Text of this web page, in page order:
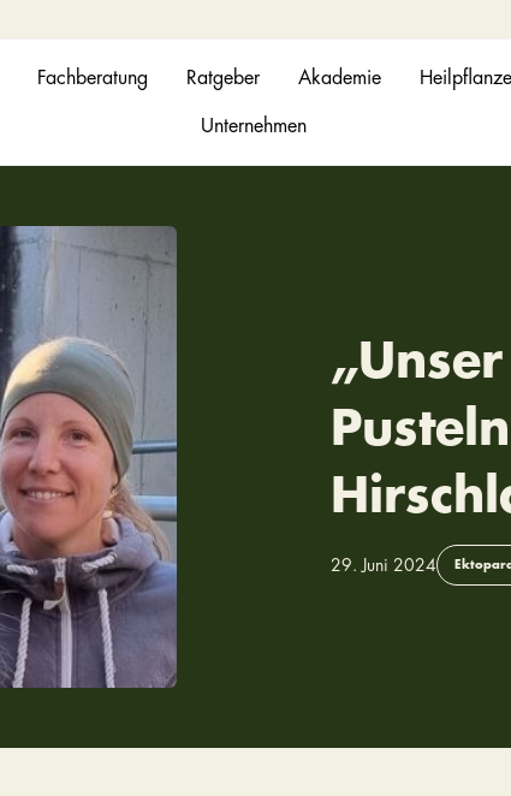
Fachberatung Ratgeber Akademie
Unternehmen
29. Juni 2024